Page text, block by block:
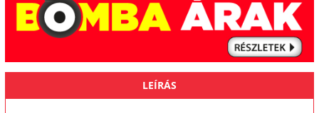
LEÍRÁS